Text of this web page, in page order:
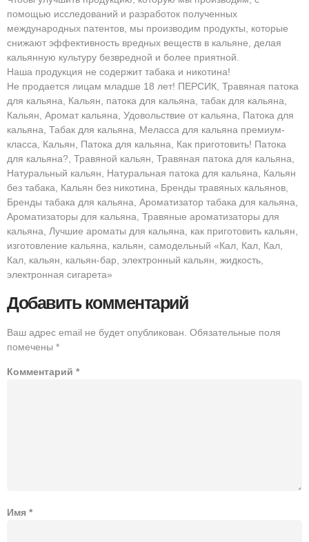
помощью исследований и разработок полученных
международных патентов, мы производим продукты, которые
снижают эффективность вредных веществ в кальяне, делая
кальянную культуру безвредной и более приятной.
Наша продукция не содержит табака и никотина!
Не продается лицам младше 18 лет! ПЕРСИК, Травяная патока
для кальяна, Кальян, патока для кальяна, табак для кальяна,
Кальян, Аромат кальяна, Удовольствие от кальяна, Патока для
кальяна, Табак для кальяна, Меласса для кальяна премиум-
класса, Кальян, Патока для кальяна, Как приготовить! Патока
для кальяна?, Травяной кальян, Травяная патока для кальяна,
Натуральный кальян, Натуральная патока для кальяна, Кальян
без табака, Кальян без никотина, Бренды травяных кальянов,
Бренды табака для кальяна, Ароматизатор табака для кальяна,
Ароматизаторы для кальяна, Травяные ароматизаторы для
кальяна, Лучшие ароматы для кальяна, как приготовить кальян,
изготовление кальяна, кальян, самодельный «Кал, Кал, Кал,
Кал, кальян, кальян-бар, электронный кальян, жидкость,
электронная сигарета»
Добавить комментарий
Ваш адрес email не будет опубликован. Обязательные поля
помечены *
Комментарий *
Имя *